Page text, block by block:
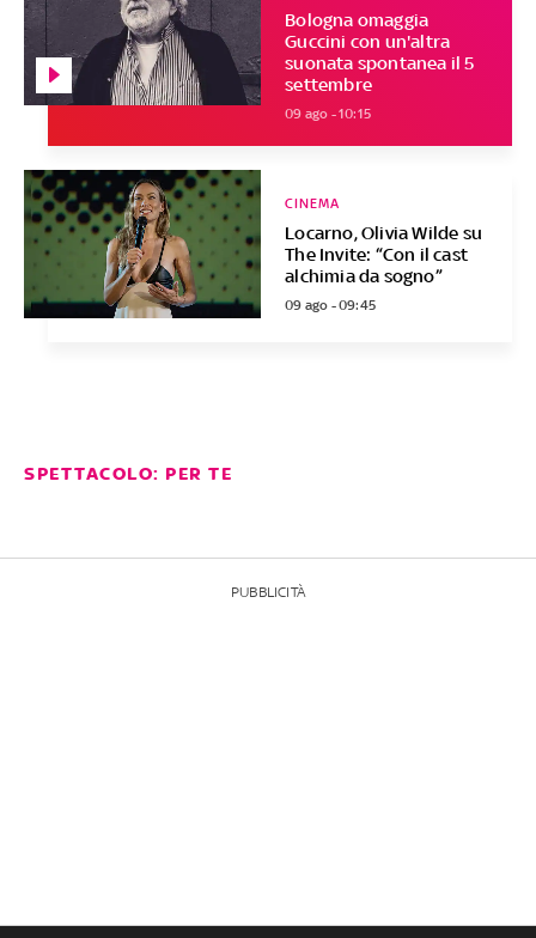
Bologna omaggia
Guccini con un'altra
suonata spontanea il 5
settembre
09 ago - 10:15
Locarno, Olivia Wilde su
The Invite: “Con il cast
alchimia da sogno”
CINEMA
09 ago - 09:45
SPETTACOLO: PER TE
PUBBLICITÀ